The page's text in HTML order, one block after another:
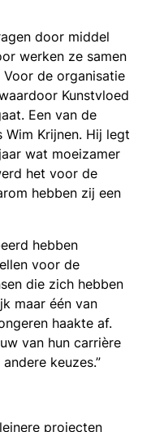
door middel
werken ze samen
de organisatie
Kunstvloed
Een van de
Wim Krijnen. Hij legt
wat moeizamer
het voor de
hebben zij een
hebben
voor de
die zich hebben
maar één van
haakte af.
van hun carrière
keuzes.”
projecten